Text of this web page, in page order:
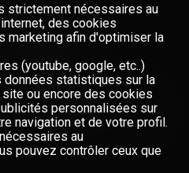
Restez informés, enregistrez-
vous à notre newsletter
Newsletter
strictement nécessaires au
des cookies
marketing afin d'optimiser la
(youtube, google, etc..)
statistiques sur la
ou encore des cookies
personnalisées sur
navigation et de votre profil.
au
pouvez contrôler ceux que